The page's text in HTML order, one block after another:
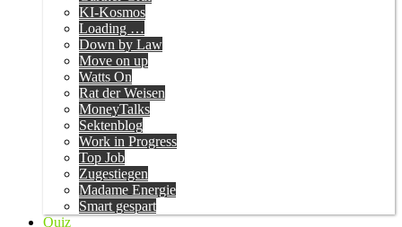
KI-Kosmos
Loading …
Down by Law
Move on up
Watts On
Rat der Weisen
MoneyTalks
Sektenblog
Work in Progress
Top Job
Zugestiegen
Madame Energie
Smart gespart
Quiz